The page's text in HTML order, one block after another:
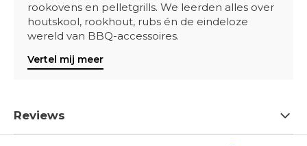
rookovens en pelletgrills. We leerden alles over
houtskool, rookhout, rubs én de eindeloze
wereld van BBQ-accessoires.
Vertel mij meer
Reviews